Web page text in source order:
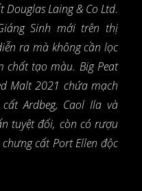
Laing & Co Ltd.
Sinh mới trên thị
ra mà không cần lọc
chất tạo màu. Big Peat
Malt 2021 chứa mạch
Ardbeg, Caol Ila và
tuyệt đối, còn có rượu
cất Port Ellen độc